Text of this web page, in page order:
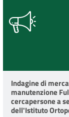
Indagine di
manutenzione
cercapersone a
dell'Istituto